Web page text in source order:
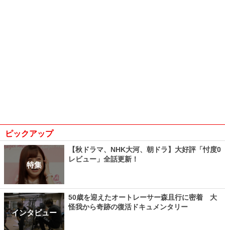
ピックアップ
特集
【秋ドラマ、NHK大河、朝ドラ】大好評「忖度0
レビュー」全話更新！
インタビュー
50歳を迎えたオートレーサー森且行に密着 大
怪我から奇跡の復活ドキュメンタリー